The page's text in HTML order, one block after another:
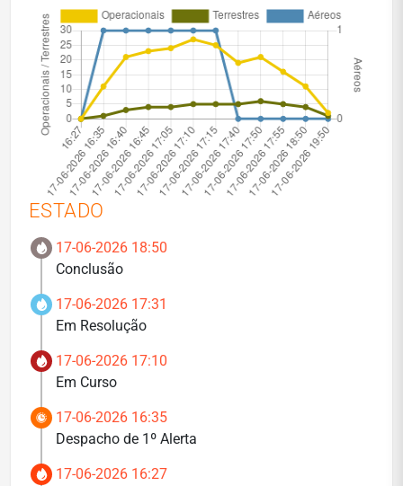
ESTADO
17-06-2026 18:50
Conclusão
17-06-2026 17:31
Em Resolução
17-06-2026 17:10
Em Curso
17-06-2026 16:35
Despacho de 1º Alerta
17-06-2026 16:27